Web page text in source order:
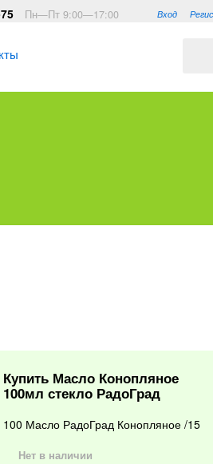
Вход
Пн—Пт 9:00—17:00
Купить Масло Конопляное
100мл стекло РадоГрад
100 Масло РадоГрад Конопляное /15
Нет в наличии